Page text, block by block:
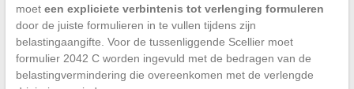
moet een expliciete verbintenis tot verlenging formuleren
door de juiste formulieren in te vullen tijdens zijn
belastingaangifte. Voor de tussenliggende Scellier moet
formulier 2042 C worden ingevuld met de bedragen van de
belastingvermindering die overeenkomen met de verlengde